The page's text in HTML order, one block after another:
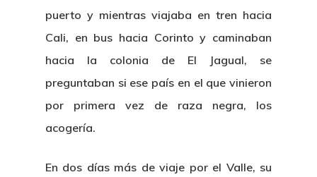
puerto y mientras viajaba en tren hacia
Cali, en bus hacia Corinto y caminaban
hacia la colonia de El Jagual, se
preguntaban si ese país en el que vinieron
por primera vez de raza negra, los
acogería.
En dos días más de viaje por el Valle, su